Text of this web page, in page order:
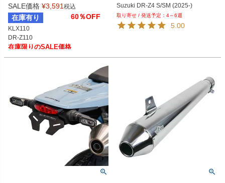
SALE価格 ¥3,591 税込
在庫有り 60％OFF
KLX110
在庫限りのSALE価格
Suzuki DR-Z4 S/SM (2025-)
4～6週
5.00